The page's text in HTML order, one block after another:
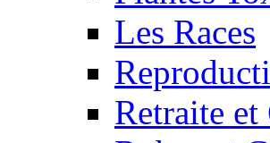
Les Races
Retraite